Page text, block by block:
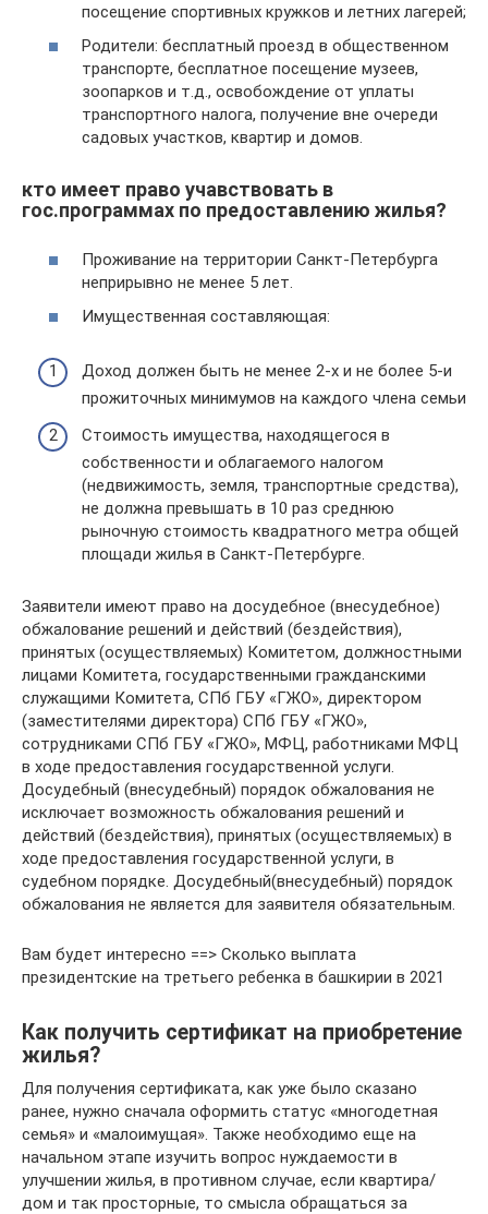
посещение спортивных кружков и летних лагерей;
Родители: бесплатный проезд в общественном
транспорте, бесплатное посещение музеев,
зоопарков и т.д., освобождение от уплаты
транспортного налога, получение вне очереди
садовых участков, квартир и домов.
кто имеет право учавствовать в
гос.программах по предоставлению жилья?
Проживание на территории Санкт-Петербурга
неприрывно не менее 5 лет.
Имущественная составляющая:
Доход должен быть не менее 2-х и не более 5-и
прожиточных минимумов на каждого члена семьи
Стоимость имущества, находящегося в
собственности и облагаемого налогом
(недвижимость, земля, транспортные средства),
не должна превышать в 10 раз среднюю
рыночную стоимость квадратного метра общей
площади жилья в Санкт-Петербурге.
Заявители имеют право на досудебное (внесудебное)
обжалование решений и действий (бездействия),
принятых (осуществляемых) Комитетом, должностными
лицами Комитета, государственными гражданскими
служащими Комитета, СПб ГБУ «ГЖО», директором
(заместителями директора) СПб ГБУ «ГЖО»,
сотрудниками СПб ГБУ «ГЖО», МФЦ, работниками МФЦ
в ходе предоставления государственной услуги.
Досудебный (внесудебный) порядок обжалования не
исключает возможность обжалования решений и
действий (бездействия), принятых (осуществляемых) в
ходе предоставления государственной услуги, в
судебном порядке. Досудебный(внесудебный) порядок
обжалования не является для заявителя обязательным.
Вам будет интересно ==> Сколько выплата
президентские на третьего ребенка в башкирии в 2021
Как получить сертификат на приобретение
жилья?
Для получения сертификата, как уже было сказано
ранее, нужно сначала оформить статус «многодетная
семья» и «малоимущая». Также необходимо еще на
начальном этапе изучить вопрос нуждаемости в
улучшении жилья, в противном случае, если квартира/
дом и так просторные, то смысла обращаться за